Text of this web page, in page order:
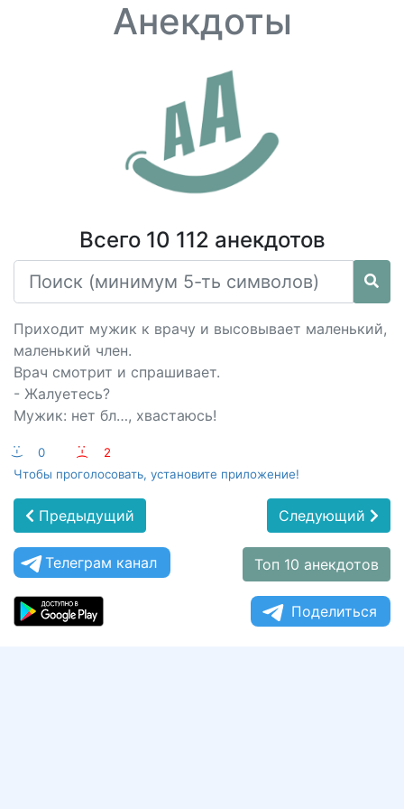
Анекдоты
Всего 10 112 анекдотов
Приходит мужик к врачу и высовывает маленький,
маленький член.
Врач смотрит и спрашивает.
- Жалуетесь?
Мужик: нет бл…, хвастаюсь!
:-) 0 :-(
2
Чтобы проголосовать, установите приложение!
Предыдущий Следующий
Телеграм канал Топ 10 анекдотов
Поделиться